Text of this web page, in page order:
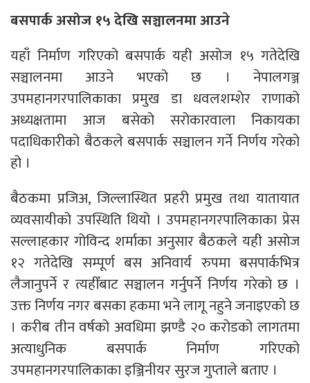
बसपार्क असोज १५ देखि सञ्चालनमा आउने
यहाँ निर्माण गरिएको बसपार्क यही असोज १५ गतेदेखि
सञ्चालनमा आउने भएको छ । नेपालगञ्ज
उपमहानगरपालिकाका प्रमुख डा धवलशम्शेर राणाको
अध्यक्षतामा आज बसेको सरोकारवाला निकायका
पदाधिकारीको बैठकले बसपार्क सञ्चालन गर्ने निर्णय गरेको
हो ।
बैठकमा प्रजिअ, जिल्लास्थित प्रहरी प्रमुख तथा यातायात
व्यवसायीको उपस्थिति थियो । उपमहानगरपालिकाका प्रेस
सल्लाहकार गोविन्द शर्माका अनुसार बैठकले यही असोज
१२ गतेदेखि सम्पूर्ण बस अनिवार्य रुपमा बसपार्कभित्र
लैजानुपर्ने र त्यहीँबाट सञ्चालन गर्नुपर्ने निर्णय गरेको छ ।
उक्त निर्णय नगर बसका हकमा भने लागू नहुने जनाइएको छ
। करीब तीन वर्षको अवधिमा झण्डै २० करोडको लागतमा
अत्याधुनिक बसपार्क निर्माण गरिएको
उपमहानगरपालिकाका इञ्जिनीयर सुरज गुप्ताले बताए ।